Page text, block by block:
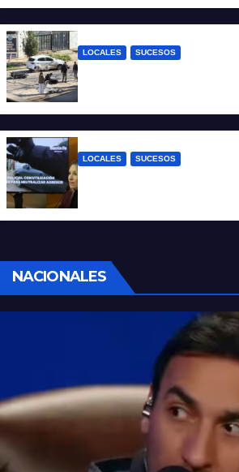
sociales y sindicales
LOCALES SUCESOS
tendida sobre la calzada
LOCALES SUCESOS
con un arma blanca en
NACIONALES